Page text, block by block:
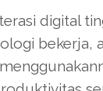
digital
bekerja,